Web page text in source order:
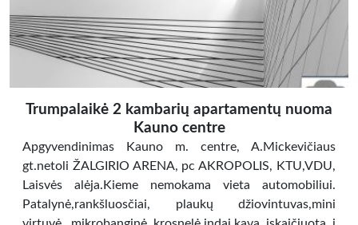
Trumpalaikė 2 kambarių apartamentų nuoma
Kauno centre
Apgyvendinimas Kauno m. centre, A.Mickevičiaus
gt.netoli ŽALGIRIO ARENA, pc AKROPOLIS, KTU,VDU,
Laisvės alėja.Kieme nemokama vieta automobiliui.
Patalynė,rankšluosčiai, plaukų džiovintuvas,mini